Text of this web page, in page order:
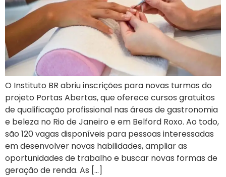
O Instituto BR abriu inscrições para novas turmas do
projeto Portas Abertas, que oferece cursos gratuitos
de qualificação profissional nas áreas de gastronomia
e beleza no Rio de Janeiro e em Belford Roxo. Ao todo,
são 120 vagas disponíveis para pessoas interessadas
em desenvolver novas habilidades, ampliar as
oportunidades de trabalho e buscar novas formas de
geração de renda. As […]